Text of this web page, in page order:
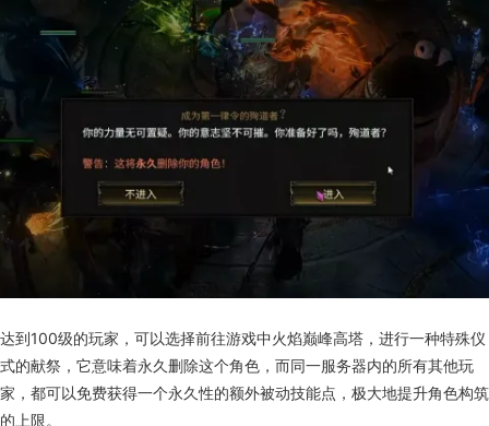
达到100级的玩家，可以选择前往游戏中火焰巅峰高塔，进行一种特殊仪
式的献祭，它意味着永久删除这个角色，而同一服务器内的所有其他玩
家，都可以免费获得一个永久性的额外被动技能点，极大地提升角色构筑
的上限。